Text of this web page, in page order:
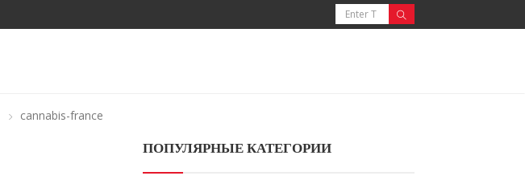
cannabis-france
ПОПУЛЯРНЫЕ КАТЕГОРИИ